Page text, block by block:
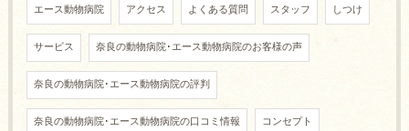
エース動物病院 アクセス よくある質問 スタッフ しつけ
サービス 奈良の動物病院･エース動物病院のお客様の声
奈良の動物病院･エース動物病院の評判
奈良の動物病院･エース動物病院の口コミ情報 コンセプト